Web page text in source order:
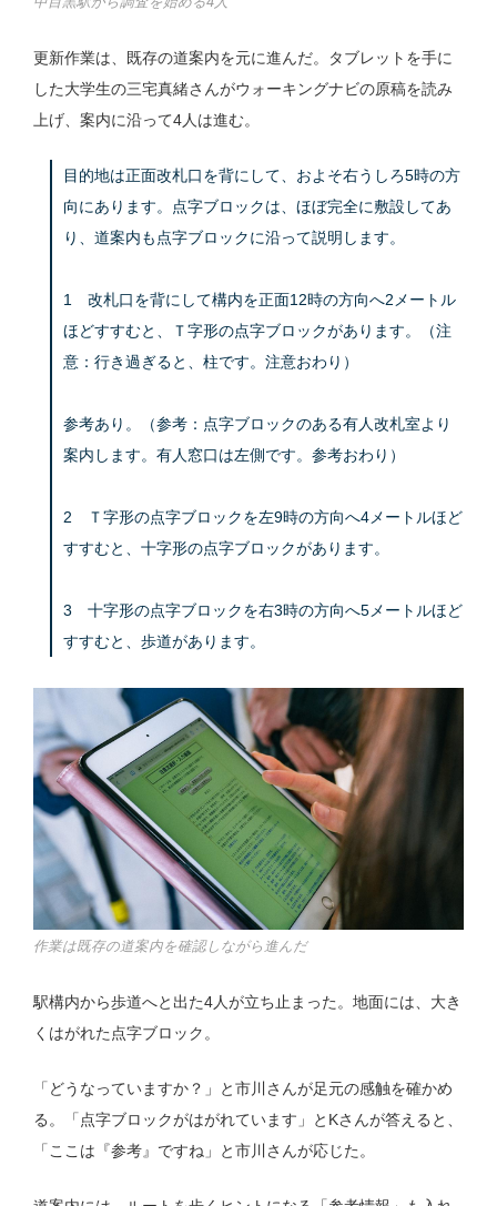
更新作業は、既存の道案内を元に進んだ。タブレットを手に
した大学生の三宅真緒さんがウォーキングナビの原稿を読み
上げ、案内に沿って4人は進む。
目的地は正面改札口を背にして、およそ右うしろ5時の方
向にあります。点字ブロックは、ほぼ完全に敷設してあ
り、道案内も点字ブロックに沿って説明します。
1 改札口を背にして構内を正面12時の方向へ2メートル
ほどすすむと、Ｔ字形の点字ブロックがあります。（注
意：行き過ぎると、柱です。注意おわり）
参考あり。（参考：点字ブロックのある有人改札室より
案内します。有人窓口は左側です。参考おわり）
2 Ｔ字形の点字ブロックを左9時の方向へ4メートルほど
すすむと、十字形の点字ブロックがあります。
3 十字形の点字ブロックを右3時の方向へ5メートルほど
すすむと、歩道があります。
作業は既存の道案内を確認しながら進んだ
駅構内から歩道へと出た4人が立ち止まった。地面には、大き
くはがれた点字ブロック。
「どうなっていますか？」と市川さんが足元の感触を確かめ
る。「点字ブロックがはがれています」とKさんが答えると、
「ここは『参考』ですね」と市川さんが応じた。